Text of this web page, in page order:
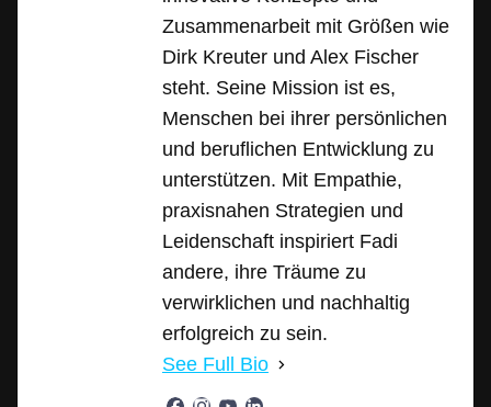
Zusammenarbeit mit Größen wie
Dirk Kreuter und Alex Fischer
steht. Seine Mission ist es,
Menschen bei ihrer persönlichen
und beruflichen Entwicklung zu
unterstützen. Mit Empathie,
praxisnahen Strategien und
Leidenschaft inspiriert Fadi
andere, ihre Träume zu
verwirklichen und nachhaltig
erfolgreich zu sein.
See Full Bio